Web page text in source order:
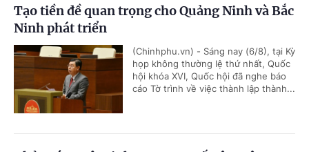
Tạo tiền đề quan trọng cho Quảng Ninh và Bắc
Ninh phát triển
(Chinhphu.vn) - Sáng nay (6/8), tại Kỳ
họp không thường lệ thứ nhất, Quốc
hội khóa XVI, Quốc hội đã nghe báo
cáo Tờ trình về việc thành lập thành...